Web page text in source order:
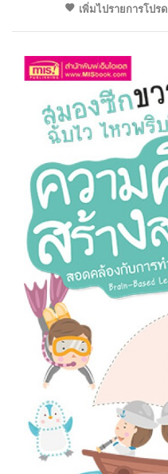
เพิ่มไปรายการโปรด